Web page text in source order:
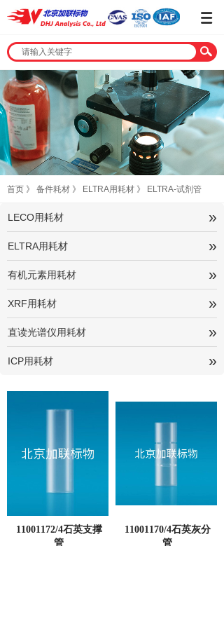
首页 》 备件耗材 》 ELTRA用耗材 》 ELTRA-试剂管
LECO用耗材 »
ELTRA用耗材 »
有机元素用耗材 »
XRF用耗材 »
直读光谱仪用耗材 »
ICP用耗材 »
11001172/4石英支撑
管
11001170/4石英灰分
管